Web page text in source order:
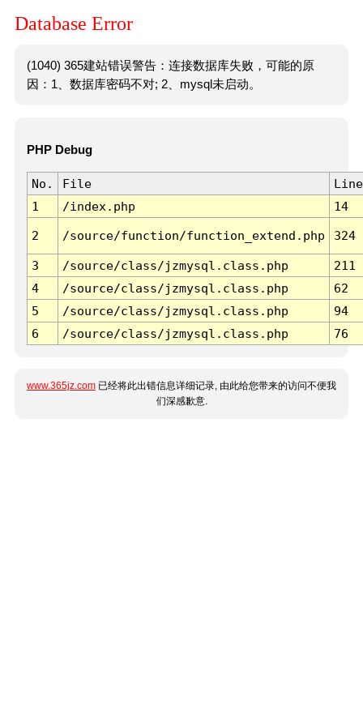
Database Error
(1040) 365建站错误警告：连接数据库失败，可能的原
因：1、数据库密码不对; 2、mysql未启动。
PHP Debug
No. File
Line
1
/index.php 14
2 /source/function/function_extend.php 324
3 /source/class/jzmysql.class.php
211
4
/source/class/jzmysql.class.php
62
5
/source/class/jzmysql.class.php
94
6
/source/class/jzmysql.class.php 76
www.365jz.com 已经将此出错信息详细记录, 由此给您带来的访问不便我
们深感歉意.